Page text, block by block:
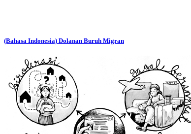
(Bahasa Indonesia) Dolanan Buruh Migran